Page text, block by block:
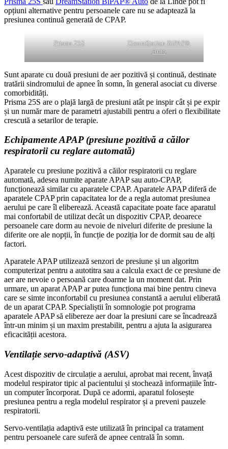
opțiuni alternative pentru persoanele care nu se adaptează la
presiunea continuă generată de CPAP.
Prisma 25S
DreamStation BiPAP®
Auto
Sunt aparate cu două presiuni de aer pozitivă și continuă, destinate
tratării sindromului de apnee în somn, în general asociat cu diverse
comorbidități.
Prisma 25S are o plajă largă de presiuni atât pe inspir cât și pe expir
și un număr mare de parametri ajustabili pentru a oferi o flexibilitate
crescută a setarilor de terapie.
Echipamente APAP (presiune pozitivă a căilor
respiratorii cu reglare automată)
Aparatele cu presiune pozitivă a căilor respiratorii cu reglare
automată, adesea numite aparate APAP sau auto-CPAP,
funcționează similar cu aparatele CPAP. Aparatele APAP diferă de
aparatele CPAP prin capacitatea lor de a regla automat presiunea
aerului pe care îl eliberează. Această capacitate poate face aparatul
mai confortabil de utilizat decât un dispozitiv CPAP, deoarece
persoanele care dorm au nevoie de niveluri diferite de presiune la
diferite ore ale nopții, în funcție de poziția lor de dormit sau de alți
factori.
Aparatele APAP utilizează senzori de presiune și un algoritm
computerizat pentru a autotitra sau a calcula exact de ce presiune de
aer are nevoie o persoană care doarme la un moment dat. Prin
urmare, un aparat APAP ar putea funcționa mai bine pentru cineva
care se simte inconfortabil cu presiunea constantă a aerului eliberată
de un aparat CPAP. Specialiștii în somnologie pot programa
aparatele APAP să elibereze aer doar la presiuni care se încadrează
într-un minim și un maxim prestabilit, pentru a ajuta la asigurarea
eficacității acestora.
Ventilație servo-adaptivă (ASV)
Acest dispozitiv de circulație a aerului, aprobat mai recent, învață
modelul respirator tipic al pacientului și stochează informațiile într-
un computer încorporat. După ce adormi, aparatul folosește
presiunea pentru a regla modelul respirator și a preveni pauzele
respiratorii.
Servo-ventilația adaptivă este utilizată în principal ca tratament
pentru persoanele care suferă de apnee centrală în somn.